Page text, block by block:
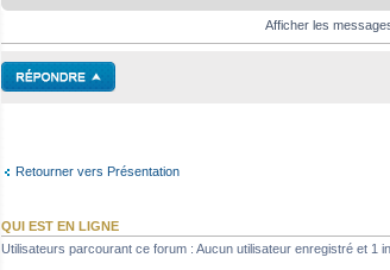
Afficher les
Retourner vers Présentation
QUI EST EN LIGNE
Utilisateurs parcourant ce forum : Aucun utilisateur enregistré et 1